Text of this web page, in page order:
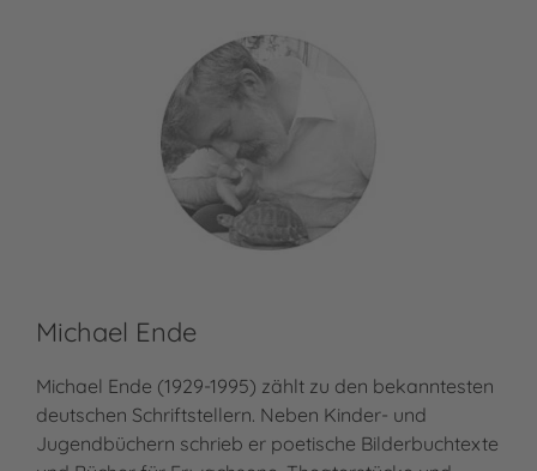
Michael Ende
Michael Ende (1929-1995) zählt zu den bekanntesten
deutschen Schriftstellern. Neben Kinder- und
Jugendbüchern schrieb er poetische Bilderbuchtexte